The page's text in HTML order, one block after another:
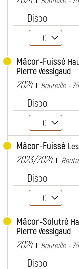
Dispo
Mâcon-Fuissé
Pierre Vessigaud
2024 Bouteille -
Dispo
Mâcon-Fuissé
2023/2024
Dispo
Mâcon-Solutré
Pierre Vessigaud
2024 Bouteille -
Dispo